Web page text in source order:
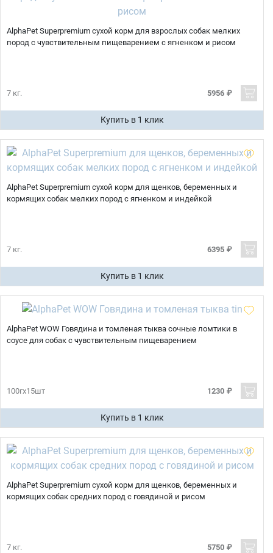
AlphaPet Superpremium сухой корм для взрослых собак мелких
пород с чувствительным пищеварением с ягненком и рисом
7 кг. 5956 ₽
Купить в 1 клик
AlphaPet Superpremium сухой корм для щенков, беременных и
кормящих собак мелких пород с ягненком и индейкой
7 кг. 6395 ₽
Купить в 1 клик
AlphaPet WOW Говядина и томленая тыква сочные ломтики в
соусе для собак с чувствительным пищеварением
100гх15шт 1230 ₽
Купить в 1 клик
AlphaPet Superpremium сухой корм для щенков, беременных и
кормящих собак средних пород с говядиной и рисом
7 кг. 5750 ₽